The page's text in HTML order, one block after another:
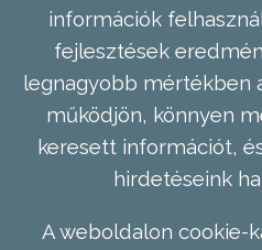
információk
fejlesztések
legnagyobb mértékben
működjön, könnyen
keresett információt,
hirdetéseink
A weboldalon cookie-